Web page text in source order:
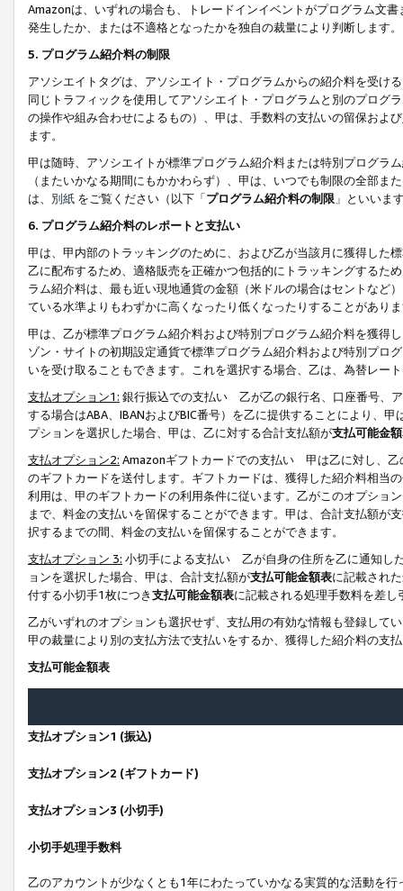
Amazonは、いずれの場合も、トレードインイベントがプログラム文
発生したか、または不適格となったかを独自の裁量により判断します。
5. プログラム紹介料の制限
アソシエイトタグは、アソシエイト・プログラムからの紹介料を受け
同じトラフィックを使用してアソシエイト・プログラムと別のプログ
の操作や組み合わせによるもの）、甲は、手数料の支払いの留保およ
ます。
甲は随時、アソシエイトが標準プログラム紹介料または特別プログラ
（またいかなる期間にもかかわらず）、甲は、いつでも制限の全部
は、 別紙 をご覧ください（以下「プログラム紹介料の制限 」といいま
6. プログラム紹介料のレポートと支払い
甲は、甲内部のトラッキングのために、および乙が当該月に獲得した
乙に配布するため、適格販売を正確かつ包括的にトラッキングするた
ラム紹介料は、最も近い現地通貨の金額（米ドルの場合はセントなど
ている水準よりもわずかに高くなったり低くなったりすることがあり
甲は、乙が標準プログラム紹介料および特別プログラム紹介料を獲得
ゾン・サイトの初期設定通貨で標準プログラム紹介料および特別プロ
いを受け取ることもできます。これを選択する場合、乙は、為替レー
支払オプション1: 銀行振込での支払い 乙が乙の銀行名、口座番号、
する場合はABA、IBANおよびBIC番号）を乙に提供することにより、
プションを選択した場合、甲は、乙に対する合計支払額が支払可能金
支払オプション2: Amazonギフトカードでの支払い 甲は乙に対し、乙
のギフトカードを送付します。ギフトカードは、獲得した紹介料相当
利用は、甲のギフトカードの利用条件に従います。乙がこのオプショ
まで、料金の支払いを留保することができます。甲は、合計支払額が
択するまでの間、料金の支払いを留保することができます。
支払オプション 3: 小切手による支払い 乙が自身の住所を乙に通知し
ョンを選択した場合、甲は、合計支払額が支払可能金額表に記載され
付する小切手1枚につき支払可能金額表に記載される処理手数料を差し
乙がいずれのオプションも選択せず、支払用の有効な情報も登録して
甲の裁量により別の支払方法で支払いをするか、獲得した紹介料の支
支払可能金額表
支払オプション1 (振込)
支払オプション2 (ギフトカード)
支払オプション3 (小切手)
小切手処理手数料
乙のアカウントが少なくとも1年にわたっていかなる実質的な活動を